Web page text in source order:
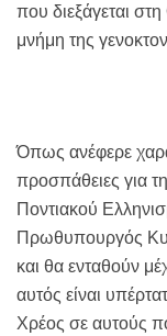
που διεξάγεται
μνήμη της
Όπως ανέφερε
προσπάθειες για
Ποντιακού
Πρωθυπουργός
και θα ενταθούν
αυτός είναι
Χρέος σε αυτούς